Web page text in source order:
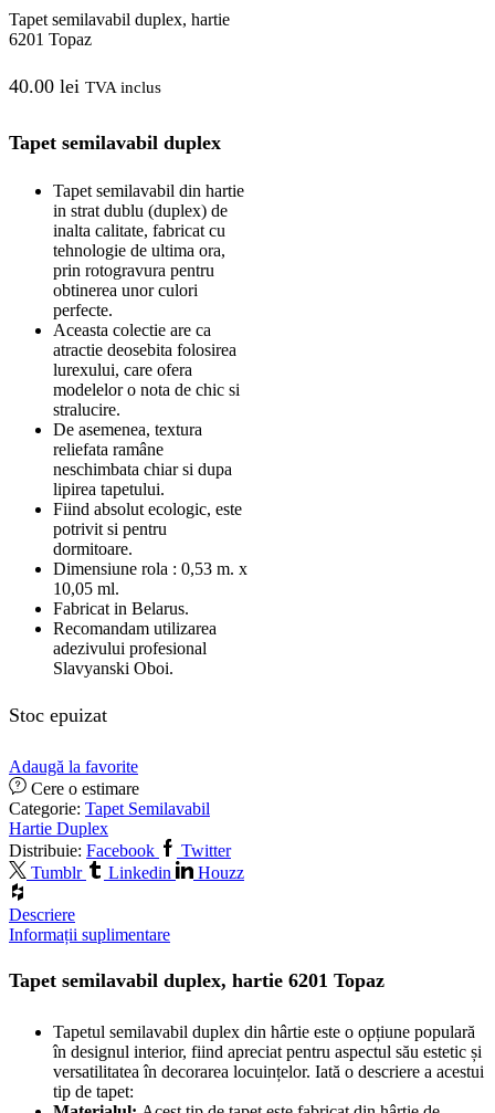
Tapet semilavabil duplex, hartie
6201 Topaz
40.00 lei TVA inclus
Tapet semilavabil duplex
Tapet semilavabil din hartie
in strat dublu (duplex) de
inalta calitate, fabricat cu
tehnologie de ultima ora,
prin rotogravura pentru
obtinerea unor culori
perfecte.
Aceasta colectie are ca
atractie deosebita folosirea
lurexului, care ofera
modelelor o nota de chic si
stralucire.
De asemenea, textura
reliefata ramâne
neschimbata chiar si dupa
lipirea tapetului.
Fiind absolut ecologic, este
potrivit si pentru
dormitoare.
Dimensiune rola : 0,53 m. x
10,05 ml.
Fabricat in Belarus.
Recomandam utilizarea
adezivului profesional
Slavyanski Oboi.
Stoc epuizat
Adaugă la favorite
Cere o estimare
Categorie: Tapet Semilavabil
Hartie Duplex
Distribuie: Facebook
Twitter
Tumblr
Linkedin Houzz
Descriere
Informații suplimentare
Tapet semilavabil duplex, hartie 6201 Topaz
Tapetul semilavabil duplex din hârtie este o opțiune populară
în designul interior, fiind apreciat pentru aspectul său estetic și
versatilitatea în decorarea locuințelor. Iată o descriere a acestui
tip de tapet: